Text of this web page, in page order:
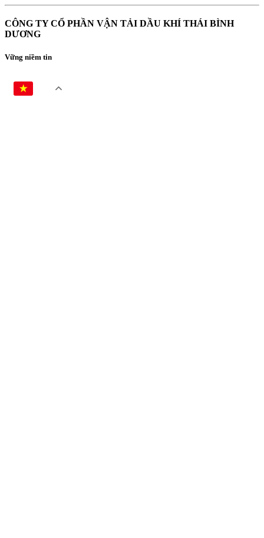
CÔNG TY CỔ PHẦN VẬN TẢI DẦU KHÍ THÁI BÌNH
DƯƠNG
Vững niềm tin